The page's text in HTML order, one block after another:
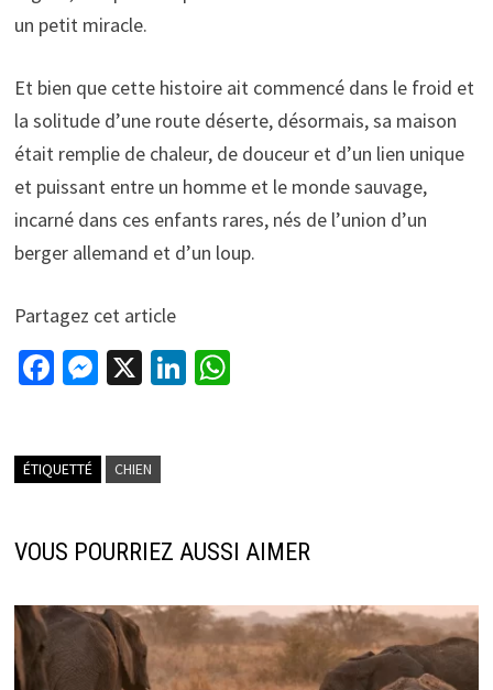
un petit miracle.
Et bien que cette histoire ait commencé dans le froid et
la solitude d’une route déserte, désormais, sa maison
était remplie de chaleur, de douceur et d’un lien unique
et puissant entre un homme et le monde sauvage,
incarné dans ces enfants rares, nés de l’union d’un
berger allemand et d’un loup.
Partagez cet article
Fa
o
k
M
n
r
X Li W
p
ÉTIQUETTÉ CHIEN
VOUS POURRIEZ AUSSI AIMER